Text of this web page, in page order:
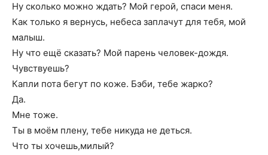
Ну сколько можно ждать? Мой герой, спаси меня.
Как только я вернусь, небеса заплачут для тебя, мой
малыш.
Ну что ещё сказать? Мой парень человек-дождя.
Чувствуешь?
Капли пота бегут по коже. Бэби, тебе жарко?
Да.
Мне тоже.
Ты в моём плену, тебе никуда не деться.
Что ты хочешь,милый?